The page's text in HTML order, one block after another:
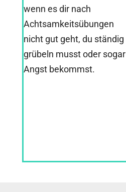
wenn es dir nach
Achtsamkeitsübungen
nicht gut geht, du ständig
grübeln musst oder sogar
Angst bekommst.